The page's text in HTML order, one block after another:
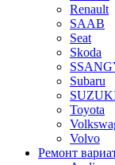
Renault
SAAB
Seat
Skoda
Subaru
Toyota
Volvo
Ремонт